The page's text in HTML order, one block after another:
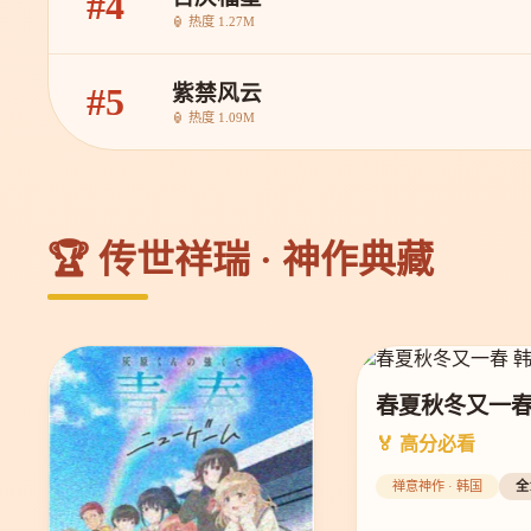
🏮 热度 1.27M
#5 紫禁风云
🏮 热度 1.09M
🏆 传世祥瑞 · 神作典藏
春夏秋冬又一
🏅 高分必看
禅意神作 · 韩国 全